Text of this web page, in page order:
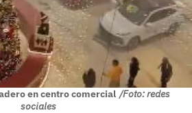
en centro comercial /Foto: redes
sociales